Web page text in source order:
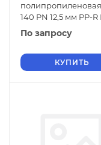
140 PN 12,5 мм PP-R
32415-2013
По запросу
КУПИТЬ